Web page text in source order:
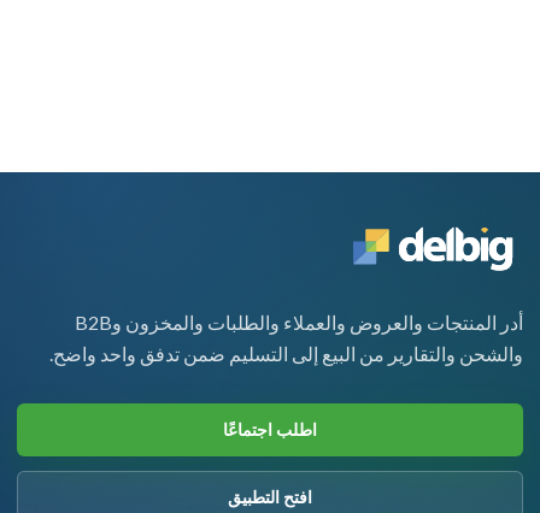
أدر المنتجات والعروض والعملاء والطلبات والمخزون وB2B
والشحن والتقارير من البيع إلى التسليم ضمن تدفق واحد واضح.
اطلب اجتماعًا
افتح التطبيق